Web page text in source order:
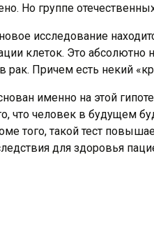
Но группе
исследование
клеток. Это
рак. Причем есть некий
именно на этой
что человек в будущем
того, такой тест
для здоровья